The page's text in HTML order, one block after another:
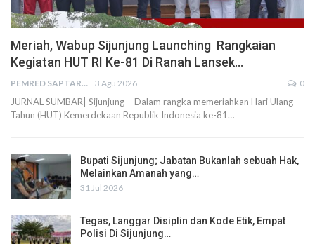
Meriah, Wabup Sijunjung Launching Rangkaian
Kegiatan HUT RI Ke-81 Di Ranah Lansek…
PEMRED SAPTARIUS 3 Agu 2026 0
JURNAL SUMBAR| Sijunjung - Dalam rangka memeriahkan Hari Ulang
Tahun (HUT) Kemerdekaan Republik Indonesia ke-81…
Bupati Sijunjung; Jabatan Bukanlah sebuah Hak,
Melainkan Amanah yang…
31 Jul 2026
Tegas, Langgar Disiplin dan Kode Etik, Empat
Polisi Di Sijunjung…